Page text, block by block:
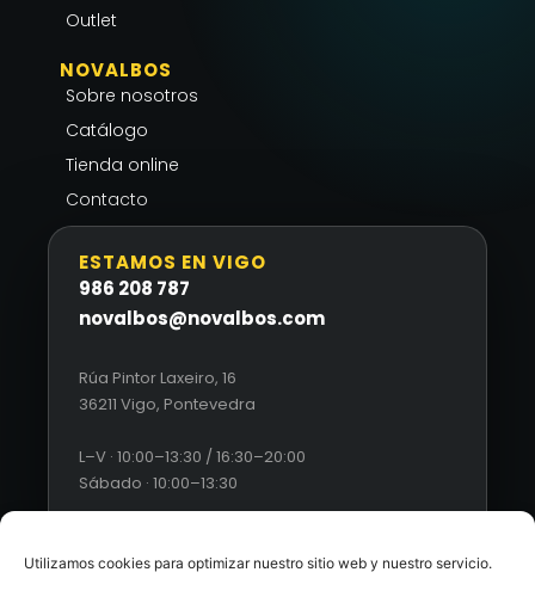
Utilizamos cookies para optimizar nuestro sitio web y nuestro servicio.
Outlet
NOVALBOS
Sobre nosotros
Catálogo
Tienda online
Contacto
ESTAMOS EN VIGO
986 208 787
novalbos@novalbos.com
Rúa Pintor Laxeiro, 16
36211 Vigo, Pontevedra
L–V · 10:00–13:30 / 16:30–20:00
Sábado · 10:00–13:30